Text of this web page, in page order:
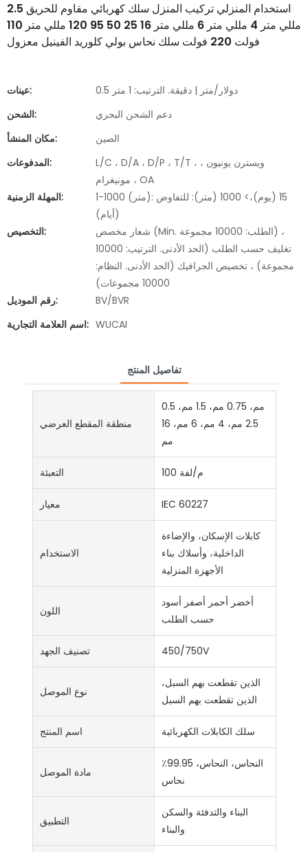
استخدام المنزلي تركيب المنزل سلك كهربائي مقاوم للحريق 2.5
مللي متر 4 مللي متر 6 مللي متر 16 25 50 95 120 مللي متر 110
فولت 220 فولت سلك نحاس بولي كلوريد الفينيل معزول
عينات:
0.5 دولار/متر | دقيقة. الترتيب: 1 متر
الشحن:
دعم الشحن البحري
مكان المنشأ:
الصين
المدفوعات:
L/C ، D/A ، D/P ، T/T ، ويسترن يونيون ،
مونيغرام ، OA
المهلة الزمنية:
1-1000 (متر): 15 (يوم)،> 1000 (متر): للتفاوض
(أيام)
التخصيص:
شعار مخصص (Min. الطلب: 10000 مجموعة) ،
تغليف حسب الطلب (الحد الأدنى. الترتيب: 10000
مجموعة) ، تخصيص الجرافيك (الحد الأدنى. النظام:
10000 مجموعات)
رقم الموديل:
BV/BVR
اسم العلامة التجارية: WUCAI
تفاصيل المنتج
منطقة المقطع العرضي
0.5 مم، 0.75 مم، 1.5 مم،
2.5 مم، 4 مم، 6 مم، 16
مم
التعبئة 100 م/لفة
معيار IEC 60227
الاستخدام
كابلات الإسكان، والإضاءة
الداخلية، وأسلاك بناء
الأجهزة المنزلية
اللون
أخضر أحمر أصفر أسود
حسب الطلب
تصنيف الجهد 450/750V
نوع الموصل
الذين تقطعت بهم السبل،
الذين تقطعت بهم السبل
اسم المنتج سلك الكابلات الكهربائية
مادة الموصل
النحاس، النحاس، 99.95٪
نحاس
التطبيق
البناء والتدفئة والسكن
والبناء